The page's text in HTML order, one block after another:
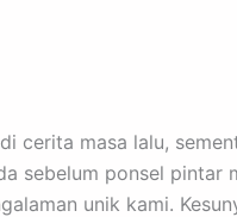
cerita masa lalu,
sebelum ponsel pintar
unik kami.